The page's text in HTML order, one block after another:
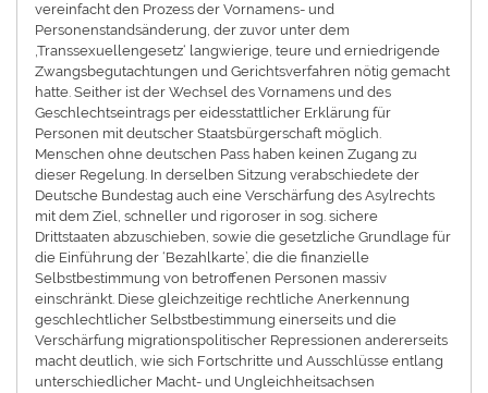
vereinfacht den Prozess der Vornamens- und
Personenstandsänderung, der zuvor unter dem
‚Transsexuellengesetz‘ langwierige, teure und erniedrigende
Zwangsbegutachtungen und Gerichtsverfahren nötig gemacht
hatte. Seither ist der Wechsel des Vornamens und des
Geschlechtseintrags per eidesstattlicher Erklärung für
Personen mit deutscher Staatsbürgerschaft möglich.
Menschen ohne deutschen Pass haben keinen Zugang zu
dieser Regelung. In derselben Sitzung verabschiedete der
Deutsche Bundestag auch eine Verschärfung des Asylrechts
mit dem Ziel, schneller und rigoroser in sog. sichere
Drittstaaten abzuschieben, sowie die gesetzliche Grundlage für
die Einführung der ‘Bezahlkarte’, die die finanzielle
Selbstbestimmung von betroffenen Personen massiv
einschränkt. Diese gleichzeitige rechtliche Anerkennung
geschlechtlicher Selbstbestimmung einerseits und die
Verschärfung migrationspolitischer Repressionen andererseits
macht deutlich, wie sich Fortschritte und Ausschlüsse entlang
unterschiedlicher Macht- und Ungleichheitsachsen